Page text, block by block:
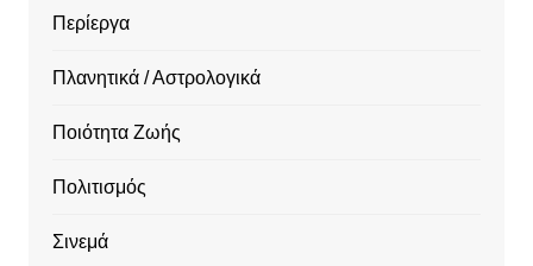
Περίεργα
Πλανητικά / Αστρολογικά
Ποιότητα Ζωής
Πολιτισμός
Σινεμά